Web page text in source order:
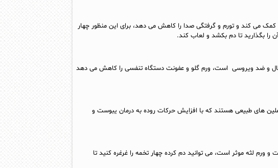
می کند و تورم و گرفتگی صدا را کاهش می دهد، برای این منظور چهار
بگذارید تا دم بکشد و لعاب کند.
و ضد ویروسی است، ورم گلو و عفونت دستگاه تنفسی را کاهش می دهد
های طبیعی هستند که با افزایش حرکات روده به درمان یبوست و
و ورم لثه موثر است، می توانید دم کرده چهار تخمه را غرغره کنید تا